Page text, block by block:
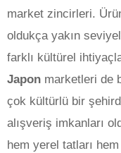
market zincirleri.
oldukça yakın
farklı kültürel
Japon marketleri de
çok kültürlü bir
alışveriş imkanları
hem yerel tatları